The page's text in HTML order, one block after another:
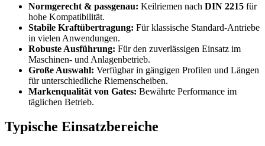
Normgerecht & passgenau: Keilriemen nach DIN 2215 für
hohe Kompatibilität.
Stabile Kraftübertragung: Für klassische Standard-Antriebe
in vielen Anwendungen.
Robuste Ausführung: Für den zuverlässigen Einsatz im
Maschinen- und Anlagenbetrieb.
Große Auswahl: Verfügbar in gängigen Profilen und Längen
für unterschiedliche Riemenscheiben.
Markenqualität von Gates: Bewährte Performance im
täglichen Betrieb.
Typische Einsatzbereiche